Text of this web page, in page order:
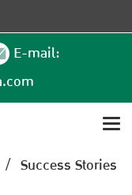
E-mail:
Success Stories